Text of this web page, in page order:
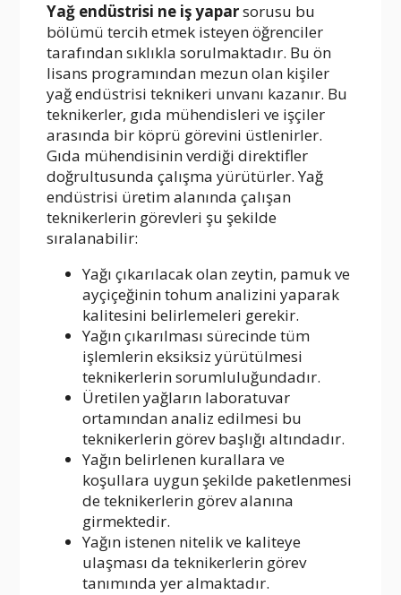
Yağ endüstrisi ne iş yaparsorusu bu
bölümü tercih etmek isteyen öğrenciler
tarafından sıklıkla sorulmaktadır. Bu ön
lisans programından mezun olan kişiler
yağ endüstrisi teknikeri unvanı kazanır. Bu
teknikerler, gıda mühendisleri ve işçiler
arasında bir köprü görevini üstlenirler.
Gıda mühendisinin verdiği direktifler
doğrultusunda çalışma yürütürler. Yağ
endüstrisi üretim alanında çalışan
teknikerlerin görevleri şu şekilde
sıralanabilir:
Yağı çıkarılacak olan zeytin, pamuk ve
ayçiçeğinin tohum analizini yaparak
kalitesini belirlemeleri gerekir.
Yağın çıkarılması sürecinde tüm
işlemlerin eksiksiz yürütülmesi
teknikerlerin sorumluluğundadır.
Üretilen yağların laboratuvar
ortamından analiz edilmesi bu
teknikerlerin görev başlığı altındadır.
Yağın belirlenen kurallara ve
koşullara uygun şekilde paketlenmesi
de teknikerlerin görev alanına
girmektedir.
Yağın istenen nitelik ve kaliteye
ulaşması da teknikerlerin görev
tanımında yer almaktadır.